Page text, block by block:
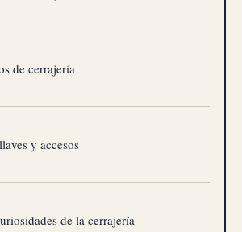
de cerrajería
y accesos
de la cerrajería